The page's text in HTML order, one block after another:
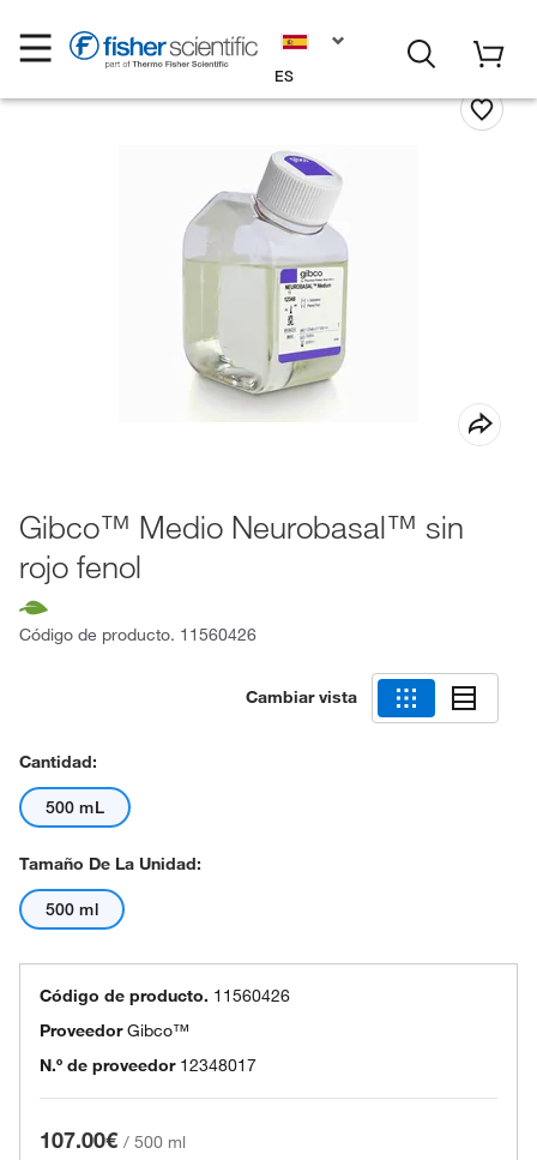
ES
Gibco™ Medio Neurobasal™ sin
rojo fenol
Código de producto. 11560426
Cambiar vista
Cantidad:
500 mL
Tamaño De La Unidad:
500 ml
Código de producto. 11560426
ProveedorGibco™
N.º de proveedor 12348017
107.00€ / 500 ml